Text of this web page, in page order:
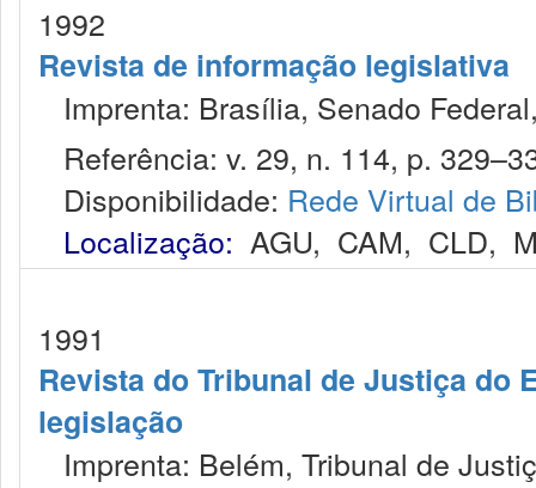
1992
Revista de informação legislativa
Imprenta: Brasília, Senado
Referência: v. 29, n. 114, p.
Disponibilidade: Rede Virtual de
Localização: AGU, CAM, CLD,
1991
Revista do Tribunal de Justiça do
legislação
Imprenta: Belém, Tribunal de